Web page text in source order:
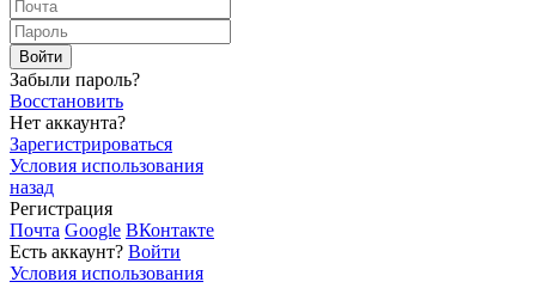
Войти
Забыли пароль?
Восстановить
Нет аккаунта?
Зарегистрироваться
Условия использования
назад
Регистрация
Почта Google ВКонтакте
Есть аккаунт? Войти
Условия использования